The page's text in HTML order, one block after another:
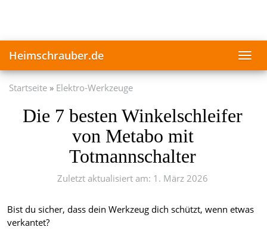
Heimschrauber.de
Startseite Elektro-Werkzeuge
Die 7 besten Winkelschleifer
von Metabo mit
Totmannschalter
Zuletzt aktualisiert am: 1. März 2026
Bist du sicher, dass dein Werkzeug dich schützt, wenn etwas
verkantet?